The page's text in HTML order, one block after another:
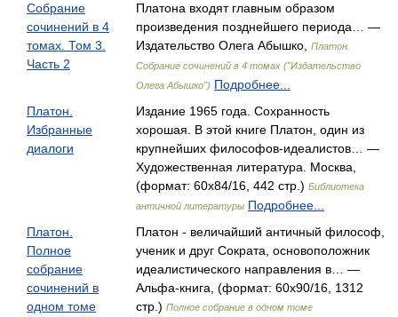
Собрание
сочинений в 4
томах. Том 3.
Часть 2
Платона входят главным образом
произведения позднейшего периода… —
Издательство Олега Абышко,
Платон.
Собрание сочинений в 4 томах ("Издательство
Олега Абышко") Подробнее...
Платон.
Избранные
диалоги
Издание 1965 года. Сохранность
хорошая. В этой книге Платон, один из
крупнейших философов-идеалистов… —
Художественная литература. Москва,
(формат: 60x84/16, 442 стр.) Библиотека
античной литературы Подробнее...
Платон.
Полное
собрание
сочинений в
одном томе
Платон - величайший античный философ,
ученик и друг Сократа, основоположник
идеалистического направления в… —
Альфа-книга, (формат: 60x90/16, 1312
стр.) Полное собрание в одном томе